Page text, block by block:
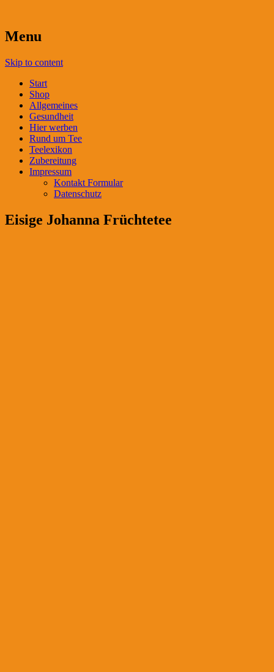
Menu
Skip to content
Start
Shop
Allgemeines
Gesundheit
Hier werben
Rund um Tee
Teelexikon
Zubereitung
Impressum
Kontakt Formular
Datenschutz
Eisige Johanna Früchtetee